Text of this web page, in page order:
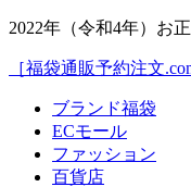
2022年（令和4年）お
［福袋通販予約注文
ブランド福袋
ECモール
ファッション
百貨店